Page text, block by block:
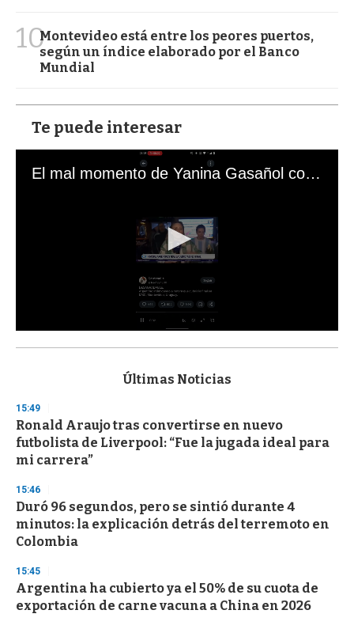
10Montevideo está entre los peores puertos,
según un índice elaborado por el Banco
Mundial
Te puede interesar
El mal momento de Yanina Gasañol con un hincha argentino en "Subrayado"
s
d
s
o
f
3
s
e
c
o
n
Últimas Noticias
15:49
Ronald Araujo tras convertirse en nuevo
futbolista de Liverpool: “Fue la jugada ideal para
mi carrera”
15:46
Duró 96 segundos, pero se sintió durante 4
minutos: la explicación detrás del terremoto en
Colombia
15:45
Argentina ha cubierto ya el 50% de su cuota de
exportación de carne vacuna a China en 2026